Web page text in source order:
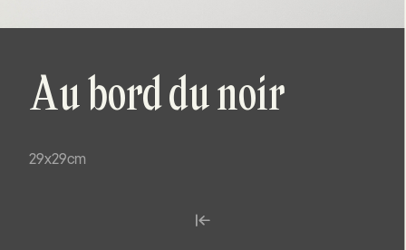
Au bord du noir
29x29cm